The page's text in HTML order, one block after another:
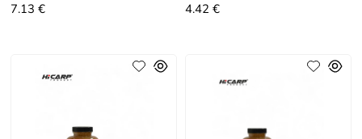
7.13 €
4.42 €